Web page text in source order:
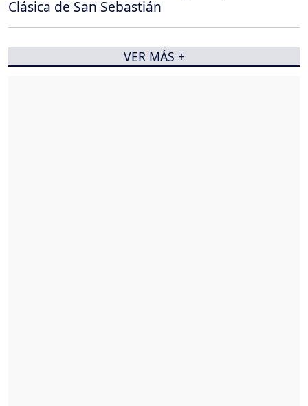
Clásica de San Sebastián
VER MÁS +